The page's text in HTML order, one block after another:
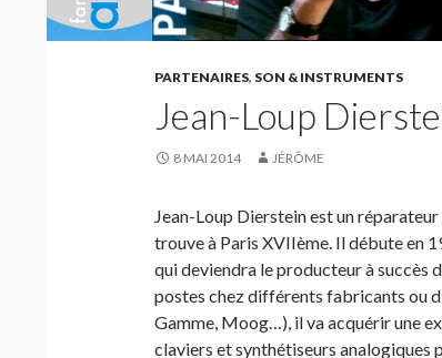
PARTENAIRES, SON & INSTRUMENTS
Jean-Loup
8 MAI 2014 JÉRÔME
Jean-Loup Dierstein est un
trouve à Paris XVIIème. Il débute en
qui deviendra le producteur à succès
postes chez différents fabricants ou
Gamme, Moog…), il va acquérir une
claviers et synthétiseurs analogiques